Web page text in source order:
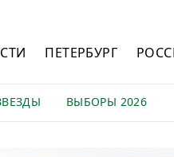
ПЕТЕРБУРГ
ВЫБОРЫ 2026